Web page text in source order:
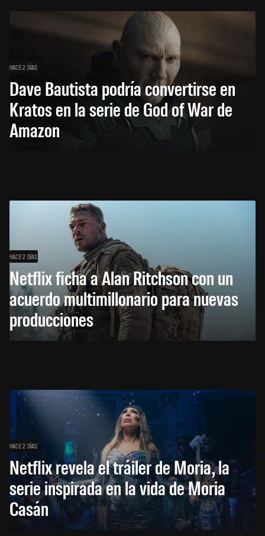
HACE 2 DÍAS
Dave Bautista podría convertirse en
Kratos en la serie de God of War de
Amazon
HACE 2 DÍAS
Netflix ficha a Alan Ritchson con un
acuerdo multimillonario para nuevas
producciones
HACE 2 DÍAS
Netflix revela el tráiler de Moria, la
serie inspirada en la vida de Moria
Casán